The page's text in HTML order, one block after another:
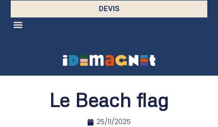
DEVIS
Le Beach flag
25/11/2025